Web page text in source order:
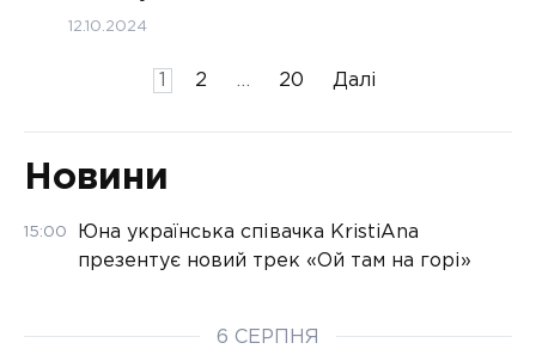
12.10.2024
2 … 20 Далі
Новини
15:00
Юна українська співачка KristiAna
презентує новий трек «Ой там на горі»
6 СЕРПНЯ